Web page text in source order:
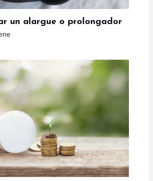
un alargue o prolongador